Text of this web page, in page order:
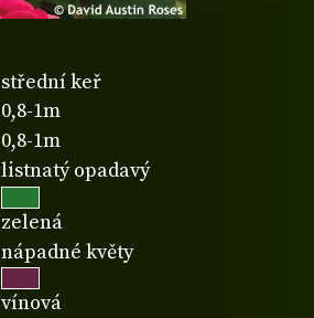
střední keř
0,8-1m
0,8-1m
listnatý opadavý
zelená
nápadné květy
vínová